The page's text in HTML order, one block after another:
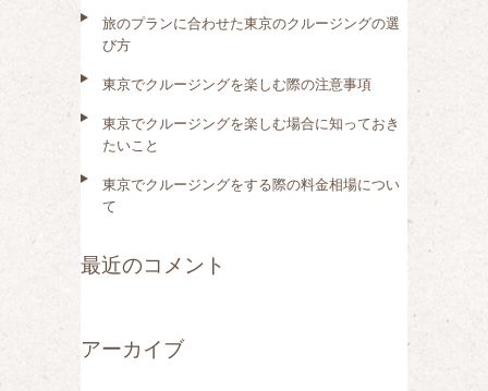
旅のプランに合わせた東京のクルージングの選
び方
東京でクルージングを楽しむ際の注意事項
東京でクルージングを楽しむ場合に知っておき
たいこと
東京でクルージングをする際の料金相場につい
て
最近のコメント
アーカイブ